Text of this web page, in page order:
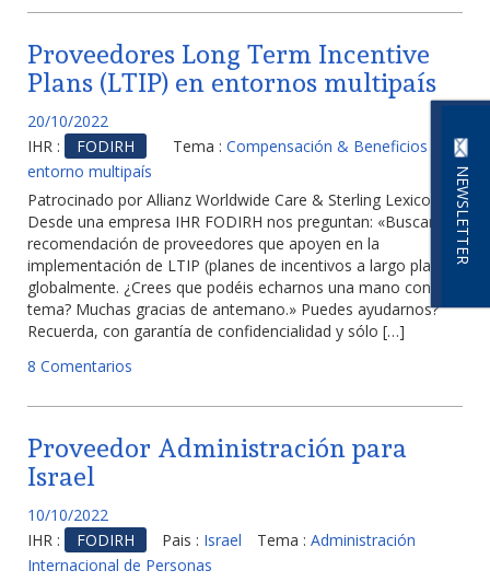
NEWSLETTER
Proveedores Long Term Incentive
Plans (LTIP) en entornos multipaís
20/10/2022
IHR :
FODIRH Tema : Compensación & Beneficios
entorno multipaís
Patrocinado por Allianz Worldwide Care & Sterling Lexicon
Desde una empresa IHR FODIRH nos preguntan: «Buscamos
recomendación de proveedores que apoyen en la
implementación de LTIP (planes de incentivos a largo plazo)
globalmente. ¿Crees que podéis echarnos una mano con ese
tema? Muchas gracias de antemano.» Puedes ayudarnos?
Recuerda, con garantía de confidencialidad y sólo […]
8 Comentarios
Proveedor Administración para
Israel
10/10/2022
IHR :
FODIRH Pais : Israel Tema : Administración
Internacional de Personas